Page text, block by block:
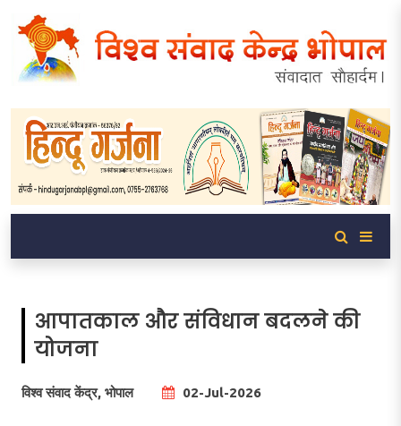
आपातकाल और संविधान बदलने की
योजना
विश्व संवाद केंद्र, भोपाल 02-Jul-2026